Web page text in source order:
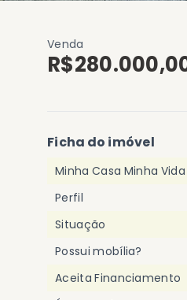
Venda
Ficha do imóvel
Minha Casa Minha Vida
Perfil
Situação
Possui mobília?
Aceita Financiamento